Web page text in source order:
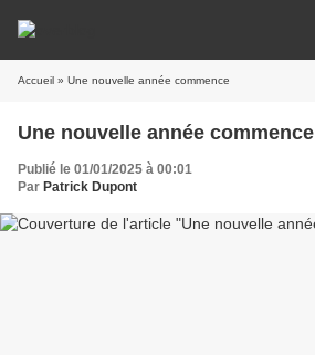
Accueil » Une nouvelle année commence
Une nouvelle année commence
Publié le 01/01/2025 à 00:01
Par Patrick Dupont